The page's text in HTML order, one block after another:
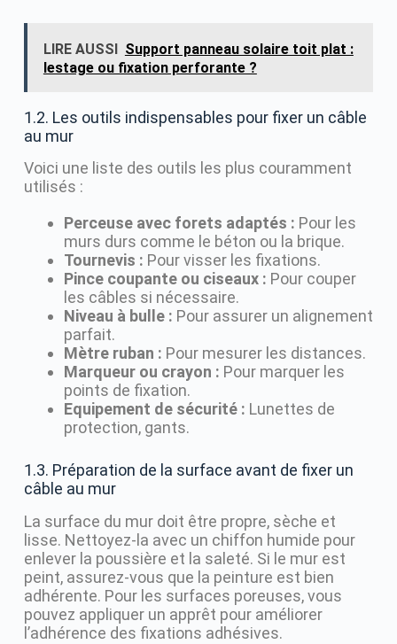
LIRE AUSSI Support panneau solaire toit plat :
lestage ou fixation perforante ?
1.2. Les outils indispensables pour fixer un câble
au mur
Voici une liste des outils les plus couramment
utilisés :
Perceuse avec forets adaptés : Pour les
murs durs comme le béton ou la brique.
Tournevis : Pour visser les fixations.
Pince coupante ou ciseaux : Pour couper
les câbles si nécessaire.
Niveau à bulle : Pour assurer un alignement
parfait.
Mètre ruban : Pour mesurer les distances.
Marqueur ou crayon : Pour marquer les
points de fixation.
Equipement de sécurité : Lunettes de
protection, gants.
1.3. Préparation de la surface avant de fixer un
câble au mur
La surface du mur doit être propre, sèche et
lisse. Nettoyez-la avec un chiffon humide pour
enlever la poussière et la saleté. Si le mur est
peint, assurez-vous que la peinture est bien
adhérente. Pour les surfaces poreuses, vous
pouvez appliquer un apprêt pour améliorer
l’adhérence des fixations adhésives.